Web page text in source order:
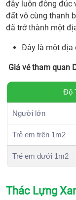
đây luôn đông đúc
đất vô cùng thanh
đã trở thành một
Đây là một địa
Giá vé tham quan
Độ
Người lớn
Trẻ em trên 1m2
Trẻ em dưới 1m2
Thác Lựng